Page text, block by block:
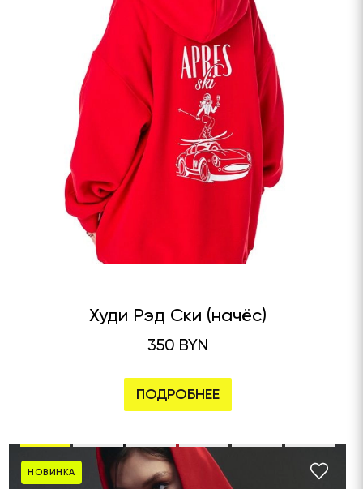
Худи Рэд Ски (начёс)
350 BYN
ПОДРОБНЕЕ
НОВИНКА